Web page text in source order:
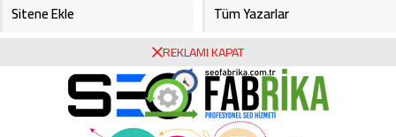
Sitene Ekle
Tüm Yazarlar
Foto Galeri
Video Galeri
Bursa Haberleri
REKLAMI KAPAT